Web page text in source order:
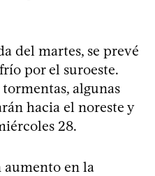
del martes, se prevé
por el suroeste.
algunas
hacia el noreste y
28.
aumento en la